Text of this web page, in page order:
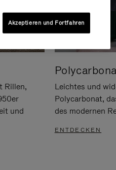
Rillen,
und
Leichtes und
Polycarbonat,
des modernen
ENTDECKEN
Akzeptieren und Fortfahren